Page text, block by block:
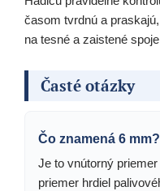
časom tvrdnú a
na tesné a zaistené
Časté otázky
Čo znamená 6 mm?
Je to vnútorný
priemer hrdiel